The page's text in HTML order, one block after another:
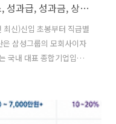
삼성물산의 연봉(급여, 월급, 보너스, 성과급, 성과금, 상여급, 상여금, 수당, 초봉, 초임), 인재상, 근무지, 복지제도(복리후생) 등 정리
신)신입 초봉부터 직급별
삼성그룹의 모회사이자
국내 대표 종합기업입니
기업으로도 유명합니다.
성물산은 사업부(건설, 상